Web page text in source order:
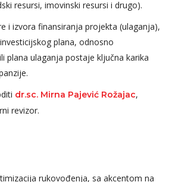
resursi, imovinski resursi i drugo).
i izvora finansiranja projekta (ulaganja),
plana, odnosno
plana ulaganja postaje ključna karika
dr.sc. Mirna Pajević Rožajac,
revizor.
rukovođenja, sa akcentom na